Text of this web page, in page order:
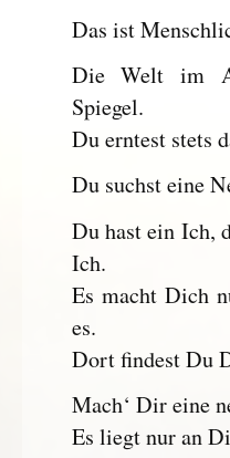
Das ist
Die Welt im
Spiegel.
Du erntest stets
Du suchst eine
Du hast ein Ich,
Ich.
Es macht Dich
es.
Dort findest Du
Mach‘ Dir eine
Es liegt nur an